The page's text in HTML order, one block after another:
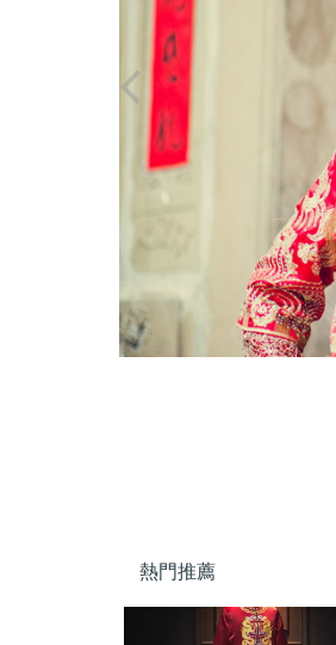
熱門推薦